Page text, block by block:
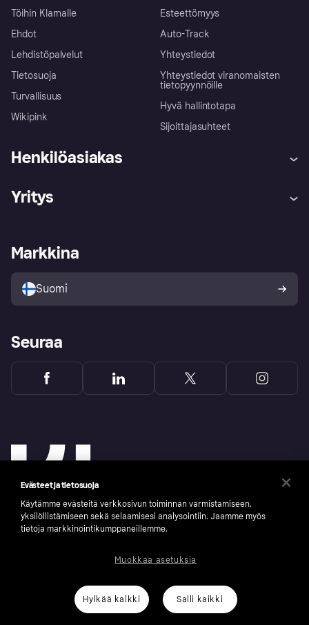
Töihin Klarnalle
Ehdot
Lehdistöpalvelut
Tietosuoja
Turvallisuus
Wikipink
Esteettömyys
Auto-Track
Yhteystiedot
Yhteystiedot viranomaisten
tietopyynnöille
Hyvä hallintotapa
Sijoittajasuhteet
Henkilöasiakas
Ohje
Kirjaudu sisään
Tutustu kauppoihin
Ostajan turva
Yritys
Kirjaudu sisään yrityksenä
Markkina
Suomi
Seuraa
Copyright © 2005-2026 Klarna Bank AB (publ). Headquarters: Stockholm, Sweden. All
rights reserved. Klarna Bank AB (publ). Sveavägen 46, 111 34 Stockholm. Organization
Klarnan evästeselosteKlarna.com
Evästeet ja tietosuoja
Käytämme evästeitä verkkosivun toiminnan varmistamiseen,
yksilöllistämiseen sekä selaamisesi analysointiin. Jaamme myös
tietoja markkinointikumppaneillemme.
Hylkää kaikki Salli kaikki
Muokkaa asetuksia